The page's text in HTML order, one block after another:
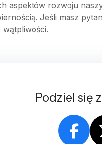
aspektów rozwoju
Jeśli masz
Podziel się